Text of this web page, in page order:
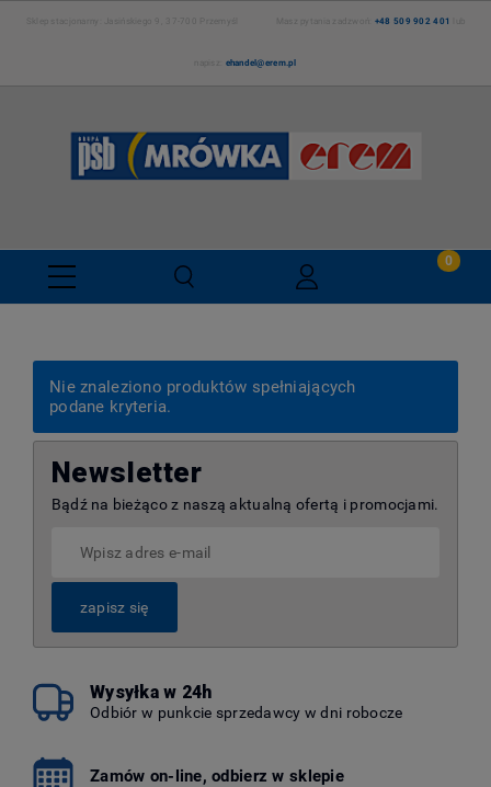
Sklep stacjonarny: Jasińskiego 9, 37-700 Przemyśl Masz pytania zadzwoń: +48 509 902 401
ehandel@erem.pl
Nie znaleziono produktów spełniających
podane kryteria.
Newsletter
Bądź na bieżąco z naszą aktualną ofertą i promocjami.
zapisz się
Wysyłka w 24h
Odbiór w punkcie sprzedawcy w dni robocze
Zamów on-line, odbierz w sklepie